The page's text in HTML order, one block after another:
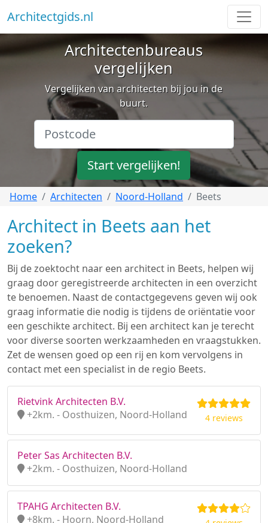
Architectgids.nl
Architectenbureaus
vergelijken
Vergelijken van architecten bij jou in de
buurt.
Start vergelijken!
Home Architecten Noord-Holland Beets
Architect in Beets aan het
zoeken?
Bij de zoektocht naar een architect in Beets, helpen wij
graag door geregistreerde architecten in een overzicht
te benoemen. Naast de contactgegevens geven wij ook
graag informatie die nodig is tijdens de oriëntatie voor
een geschikte architect. Bij een architect kan je terecht
voor diverse soorten werkzaamheden en vraagstukken.
Zet de wensen goed op een rij en kom vervolgens in
contact met een specialist in de regio Beets.
Rietvink Architecten B.V.
+2km. - Oosthuizen, Noord-Holland
4 reviews
Peter Sas Architecten B.V.
+2km. - Oosthuizen, Noord-Holland
TPAHG Architecten B.V.
+8km. - Hoorn, Noord-Holland